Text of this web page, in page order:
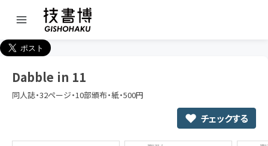
Dabble in 11
同人誌・32ページ・10部頒布・紙・500円
チェックする